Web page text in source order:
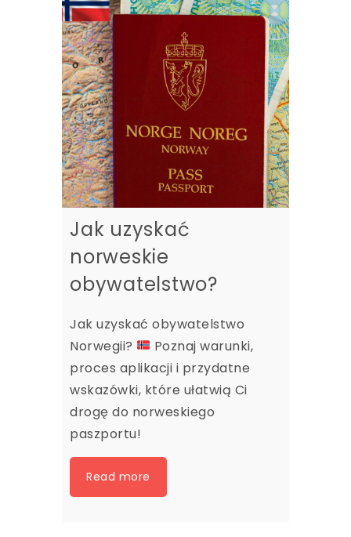
Jak uzyskać
norweskie
obywatelstwo?
Jak uzyskać obywatelstwo
Norwegii?
Poznaj warunki,
proces aplikacji i przydatne
wskazówki, które ułatwią Ci
drogę do norweskiego
paszportu!
Read more